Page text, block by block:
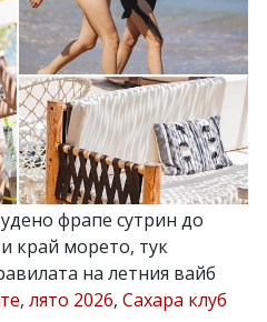
фрапе сутрин до
край морето, тук
на летния вайб
, лято 2026, Сахара клуб